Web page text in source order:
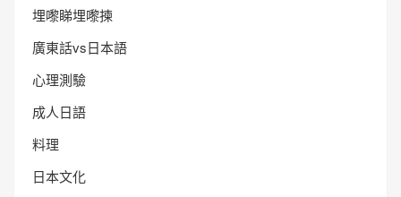
埋嚟睇埋嚟揀
廣東話vs日本語
心理測驗
成人日語
料理
日本文化